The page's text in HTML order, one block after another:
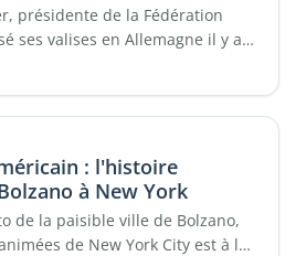
présidente de la Fédération
ses valises en Allemagne il y a
: l'histoire
à New York
de la paisible ville de Bolzano,
de New York City est à la